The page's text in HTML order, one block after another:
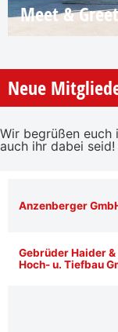
Meet &
Neue
Wir begrüßen euch
auch ihr dabei seid!
Anzenberger
Gebrüder Haider &
Hoch- u. Tiefbau